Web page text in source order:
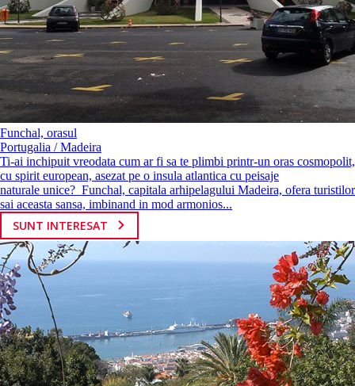
Funchal, orasul
Portugalia / Madeira
Ti-ai inchipuit vreodata cum ar fi sa te plimbi printr-un oras cosmopolit,
cu spirit european, asezat pe o insula atlantica cu peisaje
naturale unice? Funchal, capitala arhipelagului Madeira, ofera turistilor
sai aceasta sansa, imbinand in mod armonios...
SUNT INTERESAT